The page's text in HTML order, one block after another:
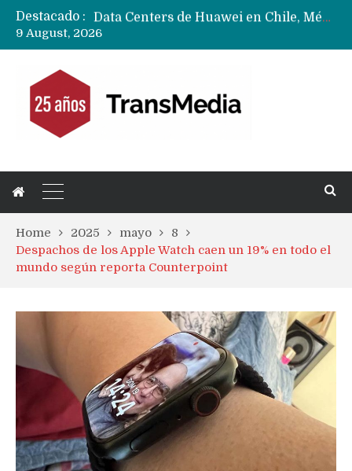
Destacado :
Data Centers de Huawei en Chile, México, Brasil,Perú y Argentina podrían verse afectados por arremetida de EE.UU
9 August, 2026
Home 2025 mayo
8
Despachos de los Apple Watch caen un 19% en todo el
mundo según reporta Counterpoint